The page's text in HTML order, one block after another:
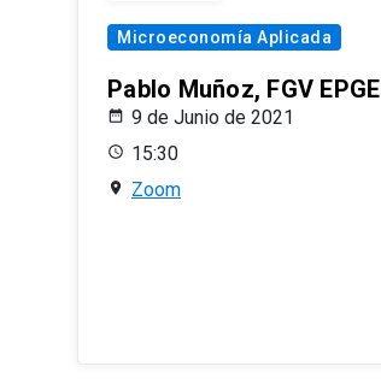
Microeconomía Aplicada
Pablo Muñoz, FGV EPGE
9 de Junio de 2021
15:30
Zoom